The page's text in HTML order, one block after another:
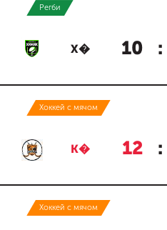
Регби
Х� 10 :
Хоккей с мячом
К� 12 :
Хоккей с мячом